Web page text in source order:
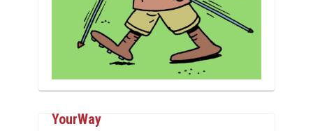
YourWay